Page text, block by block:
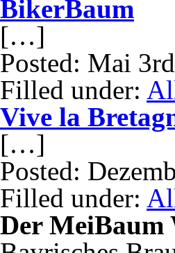
BikerBaum
[…]
Posted: Mai
Filled under:
Vive la
[…]
Posted:
Filled under:
Der MeiBaum